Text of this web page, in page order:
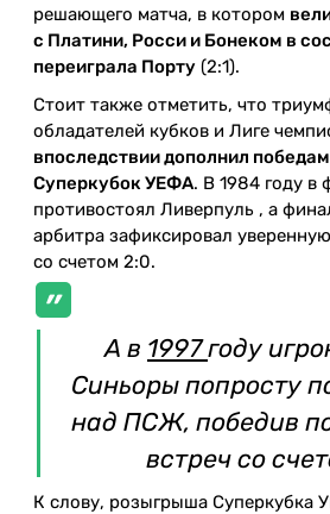
решающего матча, в котором
с Платини, Росси и Бонеком в
переиграла Порту (2:1).
Стоит также отметить, что
обладателей кубков и Лиге
впоследствии дополнил
Суперкубок УЕФА. В 1984 году в
противостоял Ливерпуль , а
арбитра зафиксировал
со счетом 2:0.
А в 1997году
Синьоры попросту
над ПСЖ, победив
встреч со
К слову, розыгрыша Суперкубка